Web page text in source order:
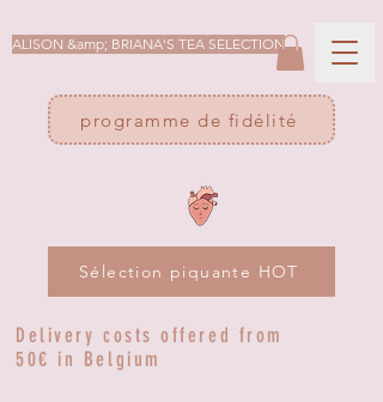
ALISON &amp; BRIANA'S TEA SELECTION
programme de fidélité
Sélection piquante HOT
Delivery costs offered from
50€ in Belgium